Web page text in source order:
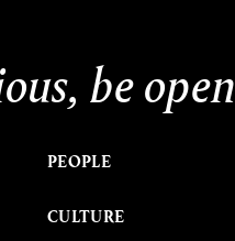
be open
PEOPLE
CULTURE